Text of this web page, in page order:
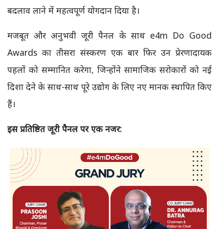
बदलाव लाने में महत्वपूर्ण योगदान दिया है।
मजबूत और अनुभवी जूरी पैनल के साथ e4m Do Good
Awards का तीसरा संस्करण एक बार फिर उन प्रेरणादायक
पहलों को सम्मानित करेगा, जिन्होंने सामाजिक सरोकारों को नई
दिशा देने के साथ-साथ पूरे उद्योग के लिए नए मानक स्थापित किए
हैं।
इस प्रतिष्ठित जूरी पैनल पर एक नजर: